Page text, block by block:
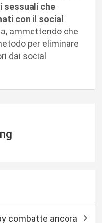
sessuali che
con il social
ammettendo che
per eliminare
dai social
combatte ancora